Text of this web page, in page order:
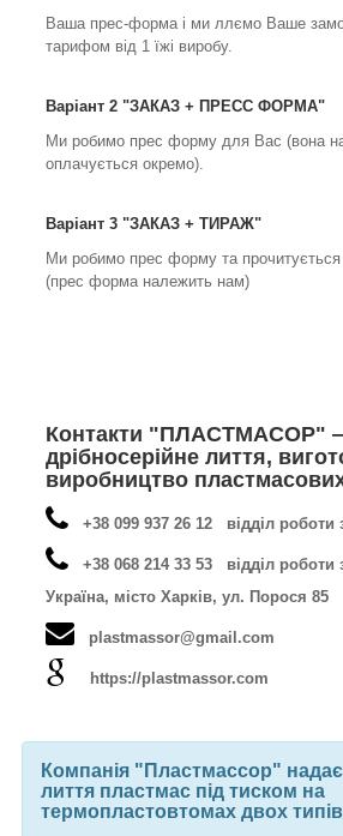
Ваша прес-форма і ми ллємо Ваше
тарифом від 1 їжі виробу.
Варіант 2 "ЗАКАЗ + ПРЕСС ФОРМА"
Ми робимо прес форму для Вас (вона
оплачується окремо).
Варіант 3 "ЗАКАЗ + ТИРАЖ"
Ми робимо прес форму та прочитується
(прес форма належить нам)
Контакти "ПЛАСТМАСОР"
дрібносерійне лиття,
виробництво
+38 099 937 26 12 відділ роботи
+38 068 214 33 53 відділ роботи
Україна, місто Харків, ул. Порося 85
plastmassor@gmail.com
https://plastmassor.com
Компанія "Пластмассор"
лиття пластмас під тиском на
термопластовтомах двох